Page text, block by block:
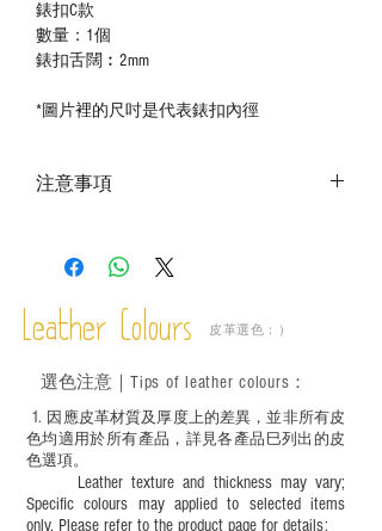
錶扣C款
數量：1個
錶扣舌闊︰2mm
*圖片裡的尺吋是代表錶扣內徑
注意事項
－ 此產品含有細小配件、尖銳物件，恕不
必須由成年人陪同下使用並應小心處理。
Leather Colours 皮革選色：）
1. ​ 因應皮革材質及厚度上的差異，並非所有皮
色均適用於所有產品，詳見各產品巳列出的皮
色選項。
Leather texture and thickness may vary;
Specific colours may applied to selected items
only. Please refer to the product page for details;
選色注意｜ Tips of leather colours ：